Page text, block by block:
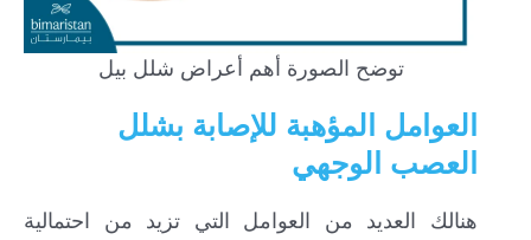
توضح الصورة أهم أعراض شلل بيل
العوامل المؤهبة للإصابة بشلل
العصب الوجهي
هنالك العديد من العوامل التي تزيد من احتمالية